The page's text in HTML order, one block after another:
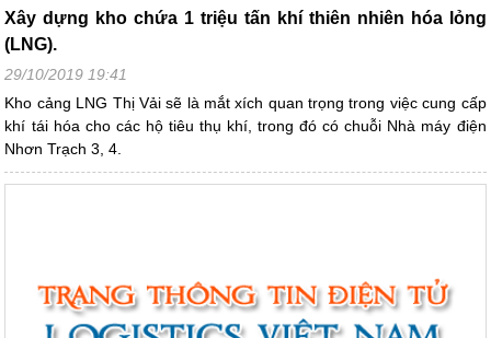
Xây dựng kho chứa 1 triệu tấn khí thiên nhiên hóa lỏng
(LNG).
29/10/2019 19:41
Kho cảng LNG Thị Vải sẽ là mắt xích quan trọng trong việc cung cấp
khí tái hóa cho các hộ tiêu thụ khí, trong đó có chuỗi Nhà máy điện
Nhơn Trạch 3, 4.